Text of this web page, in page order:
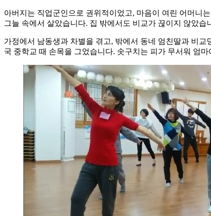
아버지는 직업군인으로 권위적이었고, 마음이 여린 어머니
그늘 속에서 살았습니다. 집 밖에서도 비교가 끊이지 않았
가정에서 남동생과 차별을 겪고, 밖에서 동네 엄친딸과 비
국 중학교 때 손목을 그었습니다. 솟구치는 피가 무서워 엄